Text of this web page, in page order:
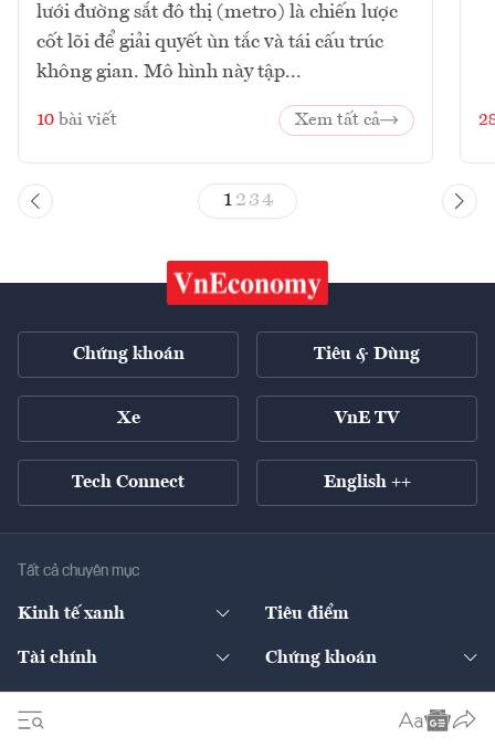
lưới đường sắt đô thị (metro) là chiến lược
cốt lõi để giải quyết ùn tắc và tái cấu trúc
không gian. Mô hình này tập...
10 bài viết Xem tất cả
1 23 4
Chứng khoán Tiêu & Dùng
Xe VnE TV
Tech Connect English ++
Tất cả chuyên mục
Kinh tế xanh
Thương hiệu xanh
Tiêu điểm
Tài chính
Ngân hàng
Thị trường vốn
Chứng khoán
Doanh nghiệp niêm yết
Sản phẩm - Thị trường